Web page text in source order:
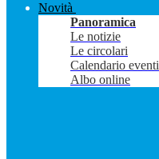
Novità
Panoramica
Le notizie
Le circolari
Calendario eventi
Albo online